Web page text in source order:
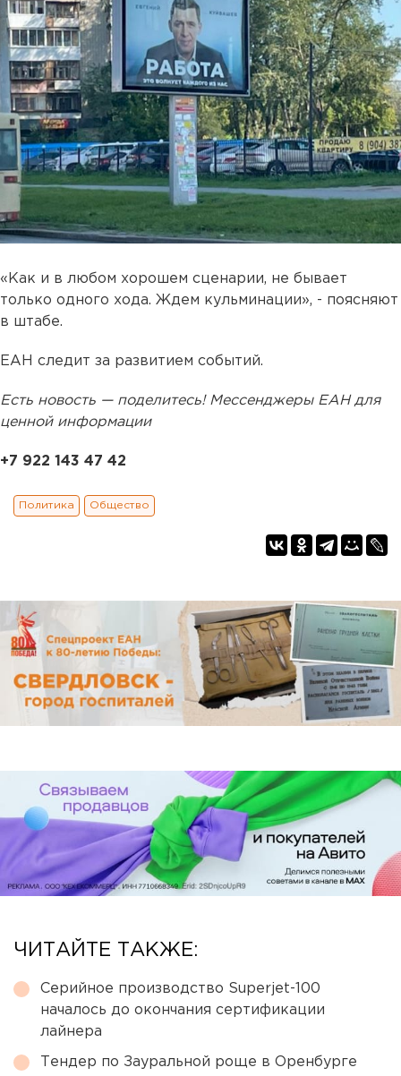
«Как и в любом хорошем сценарии, не бывает
только одного хода. Ждем кульминации», - поясняют
в штабе.
ЕАН следит за развитием событий.
Есть новость — поделитесь! Мессенджеры ЕАН для
ценной информации
+7 922 143 47 42
Политика Общество
ЧИТАЙТЕ ТАКЖЕ:
Серийное производство Superjet-100
началось до окончания сертификации
лайнера
Тендер по Зауральной роще в Оренбурге